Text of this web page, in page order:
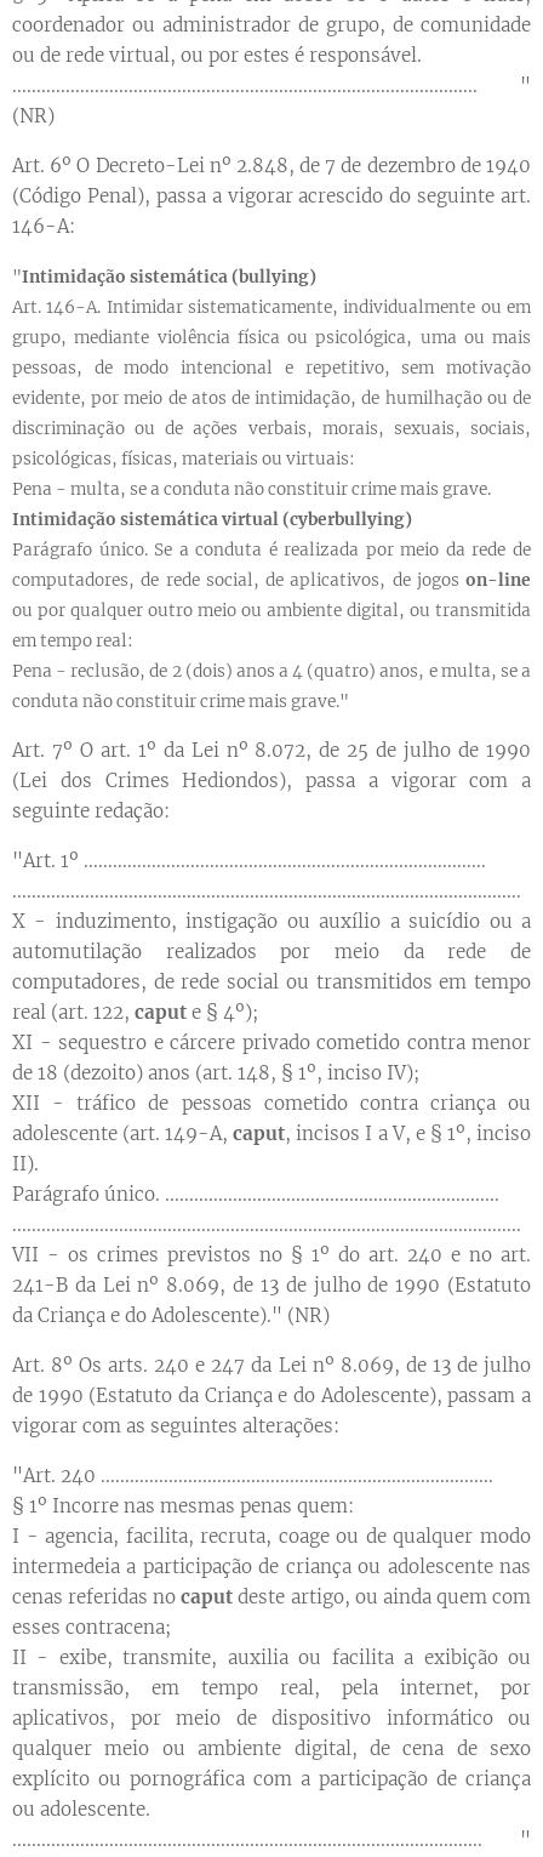
coordenador ou administrador de grupo, de comunidade
ou de rede virtual, ou por estes é responsável.
................................................................................................ "
(NR)
Art. 6º O Decreto-Lei nº 2.848, de 7 de dezembro de 1940
(Código Penal), passa a vigorar acrescido do seguinte art.
146-A:
"Intimidação sistemática (bullying)
Art. 146-A. Intimidar sistematicamente, individualmente ou em
grupo, mediante violência física ou psicológica, uma ou mais
pessoas, de modo intencional e repetitivo, sem motivação
evidente, por meio de atos de intimidação, de humilhação ou de
discriminação ou de ações verbais, morais, sexuais, sociais,
psicológicas, físicas, materiais ou virtuais:
Pena - multa, se a conduta não constituir crime mais grave.
Intimidação sistemática virtual (cyberbullying)
Parágrafo único. Se a conduta é realizada por meio da rede de
computadores, de rede social, de aplicativos, de jogos on-line
ou por qualquer outro meio ou ambiente digital, ou transmitida
em tempo real:
Pena - reclusão, de 2 (dois) anos a 4 (quatro) anos, e multa, se a
conduta não constituir crime mais grave."
Art. 7º O art. 1º da Lei nº 8.072, de 25 de julho de 1990
(Lei dos Crimes Hediondos), passa a vigorar com a
seguinte redação:
"Art. 1º ...................................................................................
.........................................................................................................
X - induzimento, instigação ou auxílio a suicídio ou a
automutilação realizados por meio da rede de
computadores, de rede social ou transmitidos em tempo
real (art. 122, caput e § 4º);
XI - sequestro e cárcere privado cometido contra menor
de 18 (dezoito) anos (art. 148, § 1º, inciso IV);
XII - tráfico de pessoas cometido contra criança ou
adolescente (art. 149-A,caput, incisos I a V, e § 1º, inciso
II).
Parágrafo único. .....................................................................
.........................................................................................................
VII - os crimes previstos no § 1º do art. 240 e no art.
241-B da Lei nº 8.069, de 13 de julho de 1990 (Estatuto
da Criança e do Adolescente)." (NR)
Art. 8º Os arts. 240 e 247 da Lei nº 8.069, de 13 de julho
de 1990 (Estatuto da Criança e do Adolescente), passam a
vigorar com as seguintes alterações:
"Art. 240 .................................................................................
§ 1º Incorre nas mesmas penas quem:
I - agencia, facilita, recruta, coage ou de qualquer modo
intermedeia a participação de criança ou adolescente nas
cenas referidas nocaput deste artigo, ou ainda quem com
esses contracena;
II - exibe, transmite, auxilia ou facilita a exibição ou
transmissão, em tempo real, pela internet, por
aplicativos, por meio de dispositivo informático ou
qualquer meio ou ambiente digital, de cena de sexo
explícito ou pornográfica com a participação de criança
ou adolescente.
................................................................................................. "